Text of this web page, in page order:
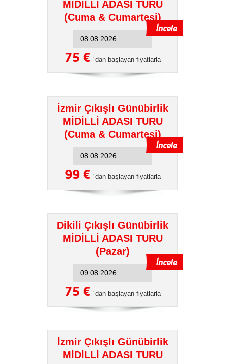
MİDİLLİ ADASI TURU
(Cuma & Cumartesi)
75 € ´dan başlayan fiyatlarla
İzmir Çıkışlı Günübirlik
MİDİLLİ ADASI TURU
(Cuma & Cumartesi)
99 € ´dan başlayan fiyatlarla
Dikili Çıkışlı Günübirlik
MİDİLLİ ADASI TURU
(Pazar)
75 € ´dan başlayan fiyatlarla
İzmir Çıkışlı Günübirlik
MİDİLLİ ADASI TURU